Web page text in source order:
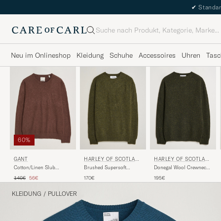
✔
Suche
Neu im Onlineshop Kleidung Schuhe Accessoires Uhren
60%
GANT
Cotton/Linen Slub
Melange
Regulärer Preis
140€ Reduzierter Preis
56€
HARLEY OF SCOTLAN
D
Brushed Supersoft
Scots Pine
170€
HARLEY OF SCOTLAN
D
Donegal Wool Crewneck
195€
KLEIDUNG / PULLOVER